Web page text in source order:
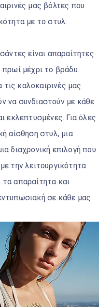
μας βόλτες που
με το στυλ.
είναι απαραίτητες
μέχρι το βράδυ.
τις καλοκαιρινές μας
να συνδιαστούν με κάθε
εκλεπτυσμένες. Για όλες
αίσθηση στυλ, μια
διαχρονική επιλογή που
την λειτουργικότητα
απαραίτητα και
σε κάθε μας